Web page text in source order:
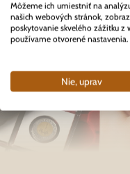
Môžeme ich umiestniť na
našich webových stránok,
poskytovanie skvelého zážitku z
používame otvorené nastavenia.
Nie, uprav